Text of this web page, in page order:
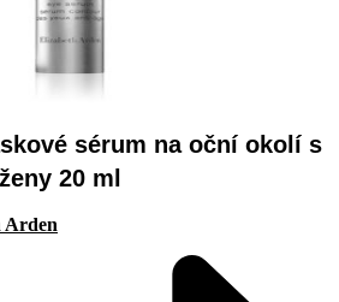
sérum na oční okolí s
20 ml
Arden